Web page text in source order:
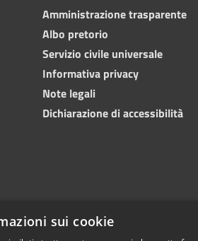
Amministrazione trasparente
Albo pretorio
Servizio civile universale
Informativa privacy
Note legali
Dichiarazione di accessibilità
sui cookie